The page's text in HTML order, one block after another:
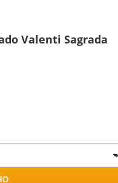
Valenti Sagrada